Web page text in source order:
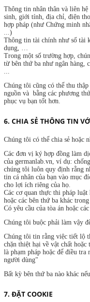
Thông tin nhân thân và liên
sinh, giới tính, địa chỉ, điện
hợp pháp (như Chứng minh
...)
Thông tin tài chính như số tài
dụng, …
Trong một số trường hợp,
từ bên thứ ba như ngân hàng,
Chúng tôi cũng có thể thu
nguồn và bằng các phương
phục vụ bạn tốt hơn.
6. CHIA SẺ THÔNG TIN
Chúng tôi có thể chia sẻ hoặc
Các đơn vị ký hợp đồng làm
của germanlab.vn, ví dụ:
chúng tôi luôn quy định rằng
tin cá nhân của bạn vào mục
cho lợi ích riêng của họ.
Các cơ quan thực thi pháp luật
hoặc các bên thứ ba khác
Có yêu cầu của tòa án hoặc
Chúng tôi buộc phải làm vậy
Chúng tôi tin rằng việc tiết lộ
chặn thiệt hại về vật chất
là phạm pháp hoặc để điều
người dùng"
Bất kỳ bên thứ ba nào khác
7. ĐẶT COOKIE